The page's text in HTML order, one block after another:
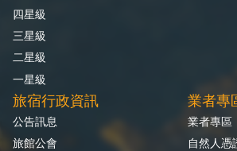
四星級
三星級
二星級
一星級
旅宿行政資訊
公告訊息
旅館公會
業者專
業者專區
自然人憑